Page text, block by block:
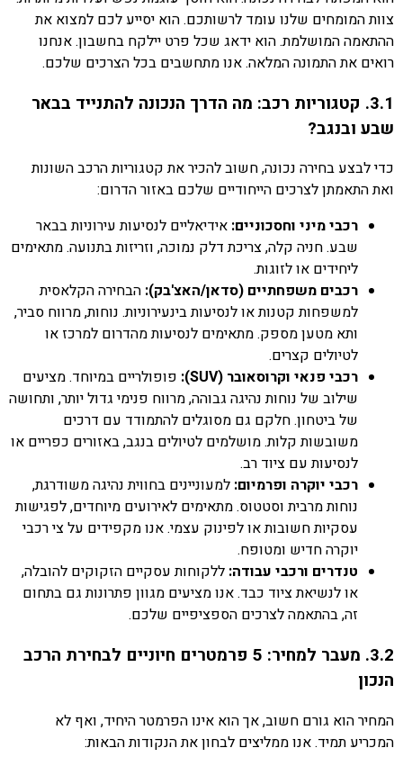
צוות המומחים שלנו עומד לרשותכם. הוא יסייע לכם למצוא את
ההתאמה המושלמת. הוא ידאג שכל פרט יילקח בחשבון. אנחנו
רואים את התמונה המלאה. אנו מתחשבים בכל הצרכים שלכם.
3.1. קטגוריות רכב: מה הדרך הנכונה להתנייד בבאר
שבע ובנגב?
כדי לבצע בחירה נכונה, חשוב להכיר את קטגוריות הרכב השונות
ואת התאמתן לצרכים הייחודיים שלכם באזור הדרום:
רכבי מיני וחסכוניים: אידיאליים לנסיעות עירוניות בבאר
שבע. חניה קלה, צריכת דלק נמוכה, וזריזות בתנועה. מתאימים
ליחידים או לזוגות.
רכבים משפחתיים (סדאן/האצ'בק): הבחירה הקלאסית
למשפחות קטנות או לנסיעות בינעירוניות. נוחות, מרווח סביר,
ותא מטען מספק. מתאימים לנסיעות מהדרום למרכז או
לטיולים קצרים.
רכבי פנאי וקרוסאובר (SUV):
פופולריים במיוחד. מציעים
שילוב של נוחות נהיגה גבוהה, מרווח פנימי גדול יותר, ותחושה
של ביטחון. חלקם גם מסוגלים להתמודד עם דרכים
משובשות קלות. מושלמים לטיולים בנגב, באזורים כפריים או
לנסיעות עם ציוד רב.
רכבי יוקרה ופרמיום: למעוניינים בחווית נהיגה משודרגת,
נוחות מרבית וסטטוס. מתאימים לאירועים מיוחדים, לפגישות
עסקיות חשובות או לפינוק עצמי. אנו מקפידים על צי רכבי
יוקרה חדיש ומטופח.
טנדרים ורכבי עבודה: ללקוחות עסקיים הזקוקים להובלה,
או לנשיאת ציוד כבד. אנו מציעים מגוון פתרונות גם בתחום
זה, בהתאמה לצרכים הספציפיים שלכם.
3.2. מעבר למחיר: 5 פרמטרים חיוניים לבחירת הרכב
הנכון
המחיר הוא גורם חשוב, אך הוא אינו הפרמטר היחיד, ואף לא
המכריע תמיד. אנו ממליצים לבחון את הנקודות הבאות: